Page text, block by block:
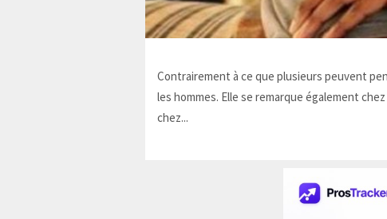
Contrairement à ce que plusieurs peuvent
les hommes. Elle se remarque également
chez...